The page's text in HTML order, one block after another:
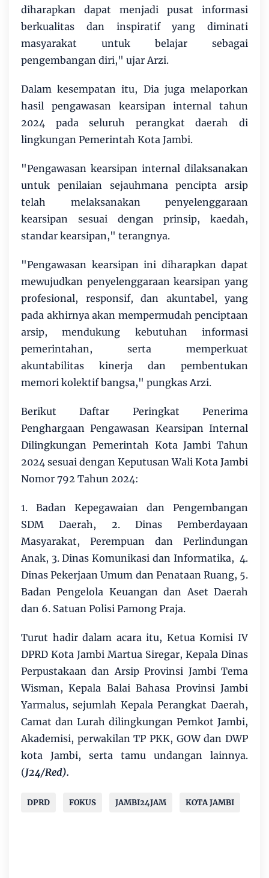
diharapkan dapat menjadi pusat informasi
berkualitas dan inspiratif yang diminati
masyarakat untuk belajar sebagai
pengembangan diri," ujar Arzi.
Dalam kesempatan itu, Dia juga melaporkan
hasil pengawasan kearsipan internal tahun
2024 pada seluruh perangkat daerah di
lingkungan Pemerintah Kota Jambi.
"Pengawasan kearsipan internal dilaksanakan
untuk penilaian sejauhmana pencipta arsip
telah melaksanakan penyelenggaraan
kearsipan sesuai dengan prinsip, kaedah,
standar kearsipan," terangnya.
"Pengawasan kearsipan ini diharapkan dapat
mewujudkan penyelenggaraan kearsipan yang
profesional, responsif, dan akuntabel, yang
pada akhirnya akan mempermudah penciptaan
arsip, mendukung kebutuhan informasi
pemerintahan, serta memperkuat
akuntabilitas kinerja dan pembentukan
memori kolektif bangsa," pungkas Arzi.
Berikut Daftar Peringkat Penerima
Penghargaan Pengawasan Kearsipan Internal
Dilingkungan Pemerintah Kota Jambi Tahun
2024 sesuai dengan Keputusan Wali Kota Jambi
Nomor 792 Tahun 2024:
1. Badan Kepegawaian dan Pengembangan
SDM Daerah, 2. Dinas Pemberdayaan
Masyarakat, Perempuan dan Perlindungan
Anak, 3. Dinas Komunikasi dan Informatika, 4.
Dinas Pekerjaan Umum dan Penataan Ruang, 5.
Badan Pengelola Keuangan dan Aset Daerah
dan 6. Satuan Polisi Pamong Praja.
Turut hadir dalam acara itu, Ketua Komisi IV
DPRD Kota Jambi Martua Siregar, Kepala Dinas
Perpustakaan dan Arsip Provinsi Jambi Tema
Wisman, Kepala Balai Bahasa Provinsi Jambi
Yarmalus, sejumlah Kepala Perangkat Daerah,
Camat dan Lurah dilingkungan Pemkot Jambi,
Akademisi, perwakilan TP PKK, GOW dan DWP
kota Jambi, serta tamu undangan lainnya.
(J24/Red).
DPRD FOKUS JAMBI24JAM KOTA JAMBI